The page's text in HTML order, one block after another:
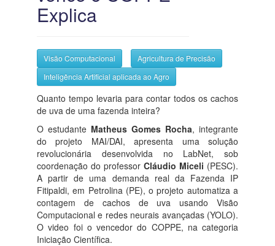
Explica
Visão Computacional
Agricultura de Precisão
Inteligência Artificial aplicada ao Agro
Quanto tempo levaria para contar todos os cachos
de uva de uma fazenda inteira?
O estudante Matheus Gomes Rocha, integrante
do projeto MAI/DAI, apresenta uma solução
revolucionária desenvolvida no LabNet, sob
coordenação do professor Cláudio Miceli (PESC).
A partir de uma demanda real da Fazenda IP
Fitipaldi, em Petrolina (PE), o projeto automatiza a
contagem de cachos de uva usando Visão
Computacional e redes neurais avançadas (YOLO).
O video foi o vencedor do COPPE, na categoria
Iniciação Científica.